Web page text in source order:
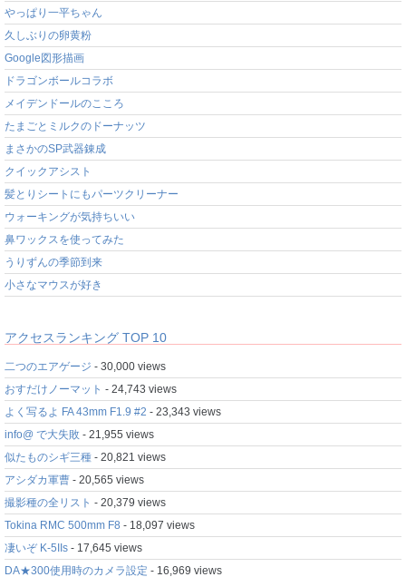
やっぱり一平ちゃん
久しぶりの卵黄粉
Google図形描画
ドラゴンボールコラボ
メイデンドールのこころ
たまごとミルクのドーナッツ
まさかのSP武器錬成
クイックアシスト
髪とりシートにもパーツクリーナー
ウォーキングが気持ちいい
鼻ワックスを使ってみた
うりずんの季節到来
小さなマウスが好き
アクセスランキング TOP 10
二つのエアゲージ - 30,000 views
おすだけノーマット - 24,743 views
よく写るよ FA 43mm F1.9 #2 - 23,343 views
info@ で大失敗 - 21,955 views
似たものシギ三種 - 20,821 views
アシダカ軍曹 - 20,565 views
撮影種の全リスト - 20,379 views
Tokina RMC 500mm F8 - 18,097 views
凄いぞ K-5IIs - 17,645 views
DA★300使用時のカメラ設定 - 16,969 views